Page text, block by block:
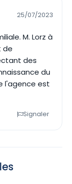
25/07/2023
M. Lorz à
de
des
du
l'agence est
Signaler